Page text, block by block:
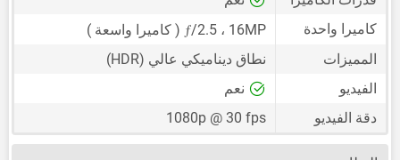
كاميرا واحدة
16MP ، ƒ/2.5 ( كاميرا واسعة )
المميزات
نطاق ديناميكي عالي (HDR)
الفيديو
نعم
دقة الفيديو
1080p @ 30 fps